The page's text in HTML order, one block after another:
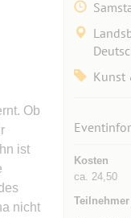
Ob
ist
nicht
Kunst
Kosten
ca. 24,50
Teilnehmer